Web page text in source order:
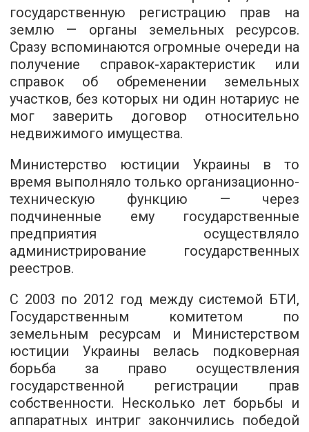
государственную регистрацию прав на
землю — органы земельных ресурсов.
Сразу вспоминаются огромные очереди на
получение справок-характеристик или
справок об обременении земельных
участков, без которых ни один нотариус не
мог заверить договор относительно
недвижимого имущества.
Министерство юстиции Украины в то
время выполняло только организационно-
техническую функцию — через
подчиненные ему государственные
предприятия осуществляло
администрирование государственных
реестров.
С 2003 по 2012 год между системой БТИ,
Государственным комитетом по
земельным ресурсам и Министерством
юстиции Украины велась подковерная
борьба за право осуществления
государственной регистрации прав
собственности. Несколько лет борьбы и
аппаратных интриг закончились победой